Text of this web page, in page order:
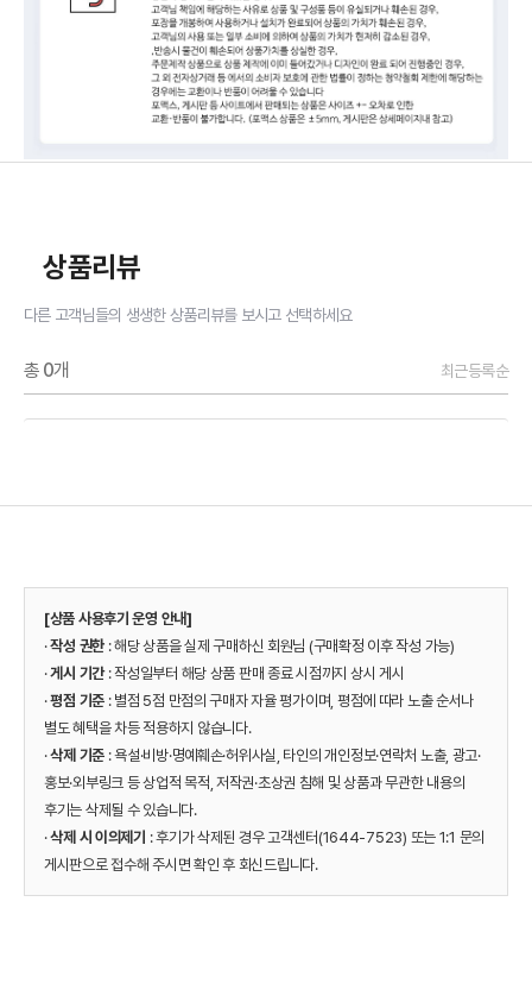
상품리뷰
다른 고객님들의 생생한 상품리뷰를 보시고 선택하세요
총 0개 최근등록순
[상품 사용후기 운영 안내]
·작성 권한 : 해당 상품을 실제 구매하신 회원님 (구매확정 이후 작성 가능)
·게시 기간: 작성일부터 해당 상품 판매 종료 시점까지 상시 게시
·평점 기준 : 별점 5점 만점의 구매자 자율 평가이며, 평점에 따라 노출 순서나
별도 혜택을 차등 적용하지 않습니다.
·삭제 기준 : 욕설·비방·명예훼손·허위사실, 타인의 개인정보·연락처 노출, 광고·
홍보·외부링크 등 상업적 목적, 저작권·초상권 침해 및 상품과 무관한 내용의
후기는 삭제될 수 있습니다.
·삭제 시 이의제기 : 후기가 삭제된 경우 고객센터(1644-7523) 또는 1:1 문의
게시판으로 접수해 주시면 확인 후 회신드립니다.